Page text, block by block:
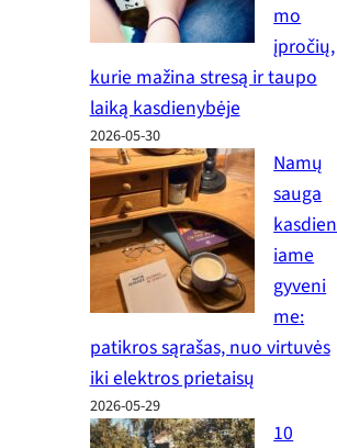
mo
įpročių,
kurie mažina stresą ir taupo
laiką kasdienybėje
2026-05-30
Namų
sauga
kasdien
iame
gyveni
me:
patikros sąrašas, nuo virtuvės
iki elektros prietaisų
2026-05-29
10